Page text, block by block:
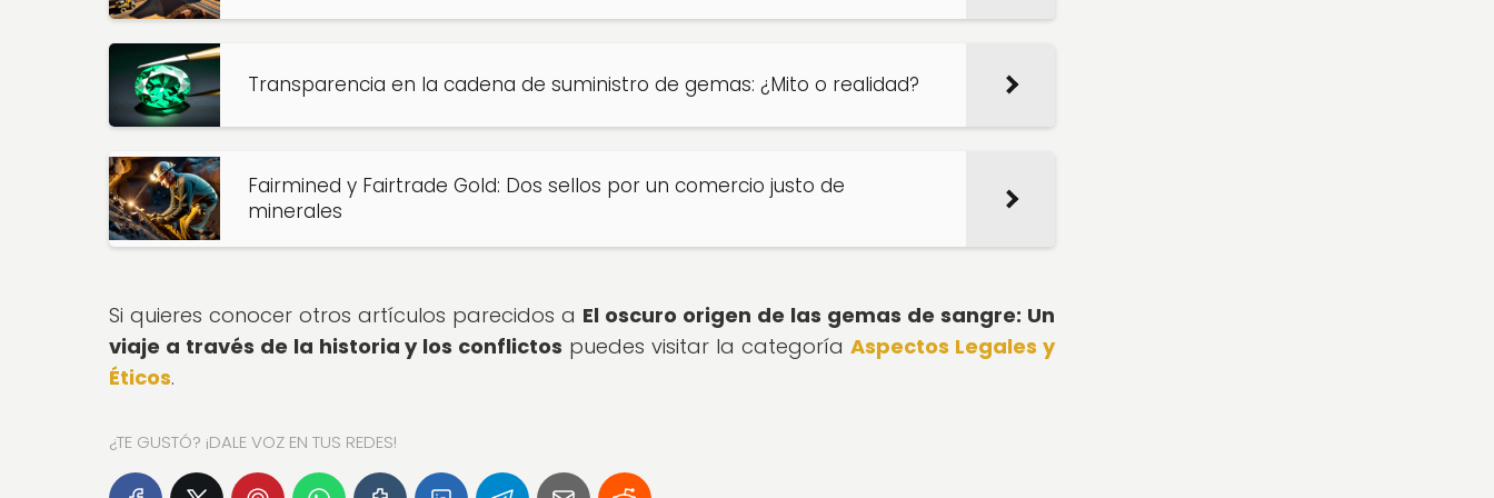
Transparencia en la cadena de suministro de gemas: ¿Mito o realidad?
Fairmined y Fairtrade Gold: Dos sellos por un comercio justo de
minerales
Si quieres conocer otros artículos parecidos a El oscuro origen de las gemas de sangre: Un
viaje a través de la historia y los conflictos puedes visitar la categoría Aspectos Legales y
Éticos.
¿TE GUSTÓ? ¡DALE VOZ EN TUS REDES!